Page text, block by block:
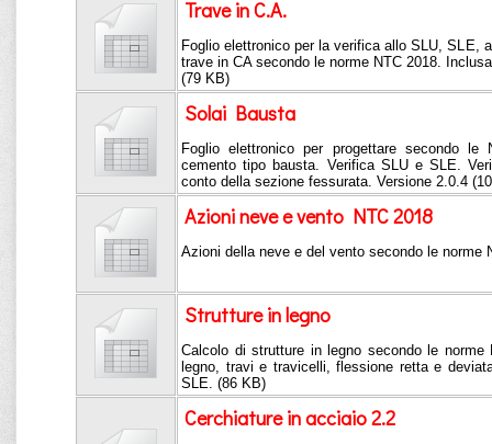
Trave in C.A.
Foglio elettronico per la verifica allo SLU, SLE,
trave in CA secondo le norme NTC 2018.
(79 KB)
Solai Bausta
Foglio elettronico per progettare secondo
cemento tipo bausta. Verifica SLU e SLE.
conto della sezione fessurata. Versione 2.0.4
Azioni neve e vento NTC 2018
Azioni della neve e del vento secondo le norme
Strutture in legno
Calcolo di strutture in legno secondo le
legno, travi e travicelli, flessione retta e
SLE. (86 KB)
Cerchiature in acciaio 2.2